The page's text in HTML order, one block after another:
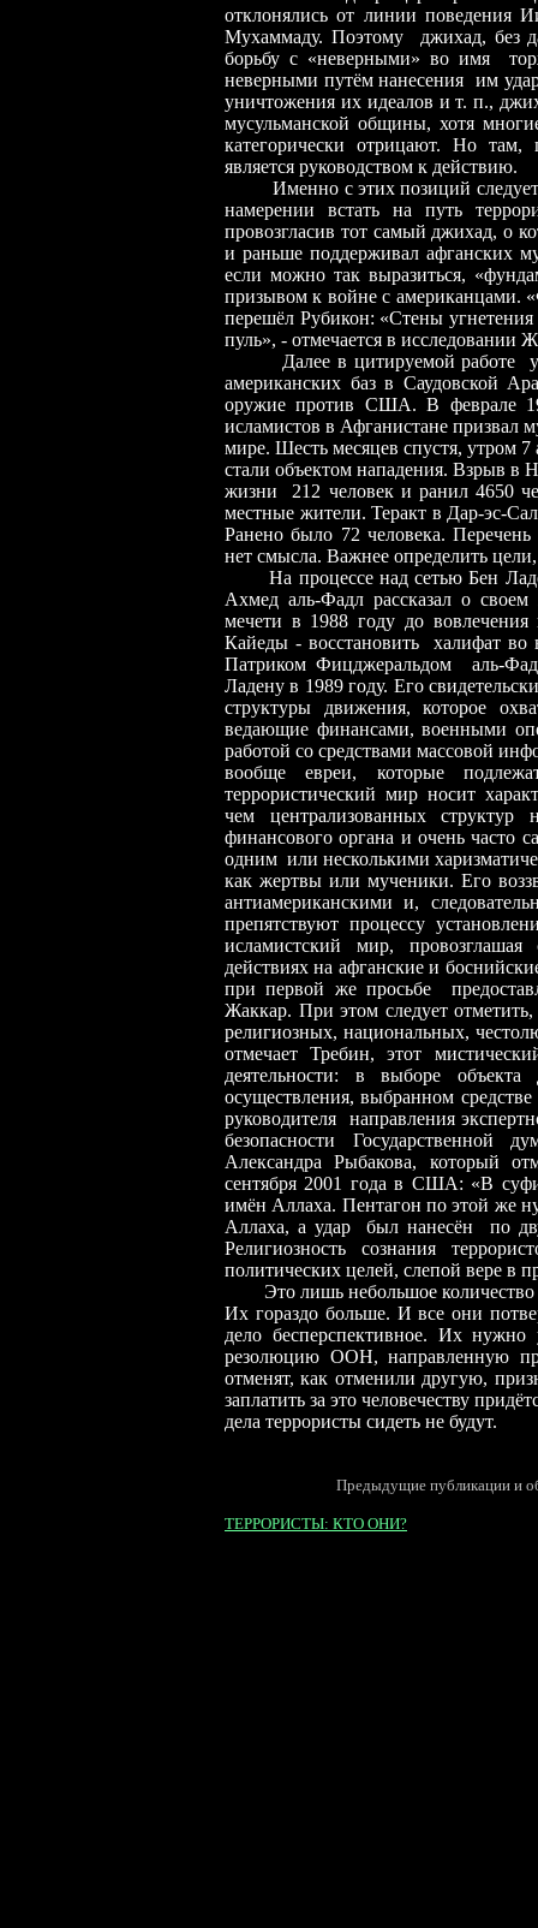
отклонялись от линии поведения
Мухаммаду. Поэтому джихад, без
борьбу с «неверными» во имя
неверными путём нанесения им
уничтожения их идеалов и т. п.,
мусульманской общины, хотя
категорически отрицают. Но там,
является руководством к действию.
Именно с этих позиций следует
намерении встать на путь
провозгласив тот самый джихад, о
и раньше поддерживал афганских
если можно так выразиться,
призывом к войне с американцами.
перешёл Рубикон: «Стены
пуль», - отмечается в исследовании
Далее в цитируемой работе
американских баз в Саудовской
оружие против США. В феврале
исламистов в Афганистане призвал
мире. Шесть месяцев спустя, утром
стали объектом нападения. Взрыв в
жизни 212 человек и ранил 4650
местные жители. Теракт в Дар-эс-
Ранено было 72 человека.
нет смысла. Важнее определить
На процессе над сетью Бен
Ахмед аль-Фадл рассказал о
мечети в 1988 году до
Кайеды - восстановить халифат во
Патриком Фицджеральдом аль-
Ладену в 1989 году. Его
структуры движения, которое
ведающие финансами, военными
работой со средствами массовой
вообще евреи, которые
террористический мир носит
чем централизованных
финансового органа и очень часто
одним или несколькими
как жертвы или мученики. Его
антиамериканскими и,
препятствуют процессу
исламистский мир,
действиях на афганские и
при первой же просьбе
Жаккар. При этом следует
религиозных, национальных,
отмечает Требин, этот
деятельности: в выборе
осуществления, выбранном
руководителя направления
безопасности Государственной
Александра Рыбакова, который
сентября 2001 года в США: «В
имён Аллаха. Пентагон по этой же
Аллаха, а удар был нанесён по
Религиозность сознания
политических целей, слепой вере в
Это лишь небольшое количество
Их гораздо больше. И все они
дело бесперспективное. Их
резолюцию ООН, направленную
отменят, как отменили другую,
заплатить за это человечеству
дела террористы сидеть не будут.
Предыдущие публикации и
ТЕРРОРИСТЫ: КТО ОНИ?